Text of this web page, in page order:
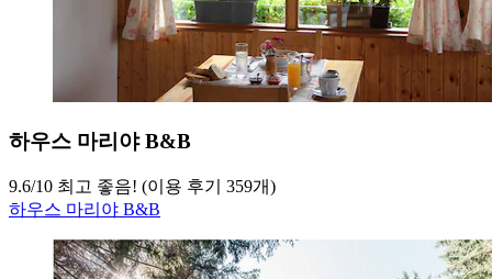
하우스 마리야 B&B
9.6/10 최고 좋음! (이용 후기 359개)
하우스 마리야 B&B